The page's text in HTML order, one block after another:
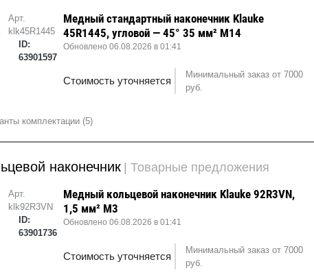
Арт.
klk45R1445
ID:
63901597
Медный стандартный наконечник Klauke
45R1445, угловой — 45° 35 мм² М14
Обновлено 06.08.2026 в 01:41
Стоимость уточняется
Минимальный заказ от 7000
руб.
комплектации (5)
наконечник | Товарные предложения
Арт.
klk92R3VN
ID:
63901736
Медный кольцевой наконечник Klauke 92R3VN,
1,5 мм² М3
Обновлено 06.08.2026 в 01:41
Стоимость уточняется
Минимальный заказ от 7000
руб.